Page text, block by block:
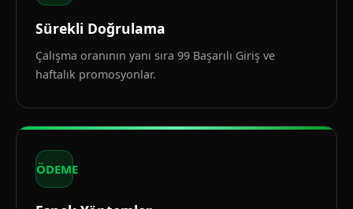
Sürekli Doğrulama
Çalışma oranının yanı sıra 99 Başarılı Giriş ve
haftalık promosyonlar.
ÖDEME